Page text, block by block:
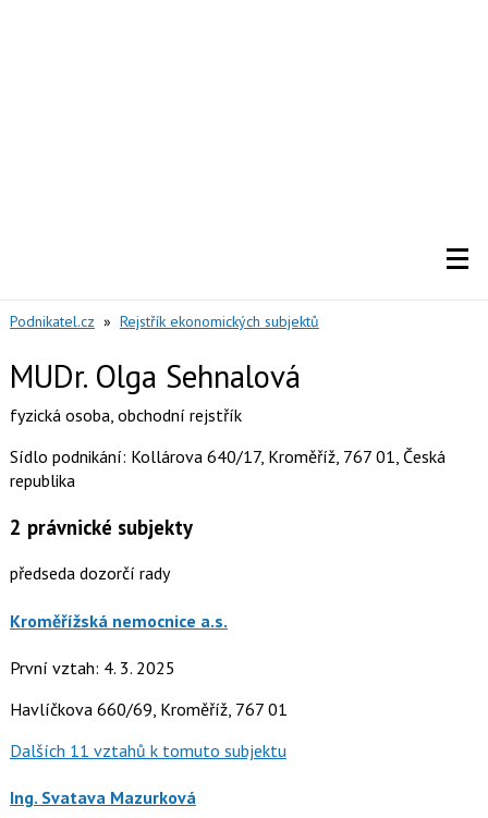
Podnikatel.cz » Rejstřík ekonomických subjektů
MUDr. Olga Sehnalová
fyzická osoba, obchodní rejstřík
Sídlo podnikání: Kollárova 640/17, Kroměříž, 767 01, Česká
republika
2 právnické subjekty
předseda dozorčí rady
Kroměřížská nemocnice a.s.
První vztah: 4. 3. 2025
Havlíčkova 660/69, Kroměříž, 767 01
Dalších 11 vztahů k tomuto subjektu
Ing. Svatava Mazurková